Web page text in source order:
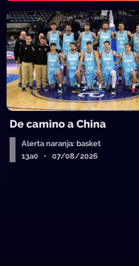
De camino a China
Alerta naranja: basket
13a0 • 07/08/2026